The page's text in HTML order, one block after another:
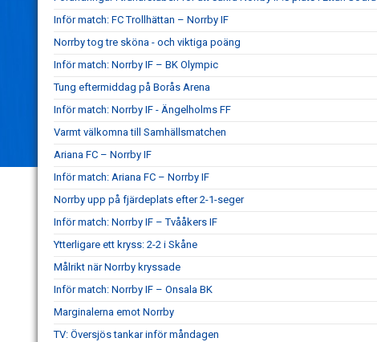
Inför match: FC Trollhättan – Norrby IF
Norrby tog tre sköna - och viktiga poäng
Inför match: Norrby IF – BK Olympic
Tung eftermiddag på Borås Arena
Inför match: Norrby IF - Ängelholms FF
Varmt välkomna till Samhällsmatchen
Ariana FC – Norrby IF
Inför match: Ariana FC – Norrby IF
Norrby upp på fjärdeplats efter 2-1-seger
Inför match: Norrby IF – Tvååkers IF
Ytterligare ett kryss: 2-2 i Skåne
Målrikt när Norrby kryssade
Inför match: Norrby IF – Onsala BK
Marginalerna emot Norrby
TV: Översjös tankar inför måndagen